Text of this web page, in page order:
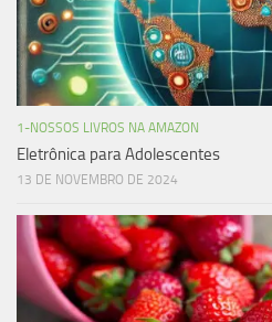
1-NOSSOS LIVROS NA AMAZON
Eletrônica para Adolescentes
13 DE NOVEMBRO DE 2024